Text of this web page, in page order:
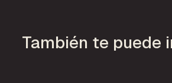
También te puede